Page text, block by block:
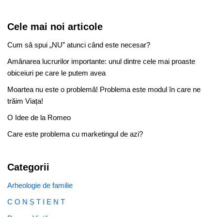
Cele mai noi articole
Cum să spui „NU” atunci când este necesar?
Amânarea lucrurilor importante: unul dintre cele mai proaste
obiceiuri pe care le putem avea
Moartea nu este o problemă! Problema este modul în care ne
trăim Viața!
O Idee de la Romeo
Care este problema cu marketingul de azi?
Categorii
Arheologie de familie
C O N Ș T I E N T